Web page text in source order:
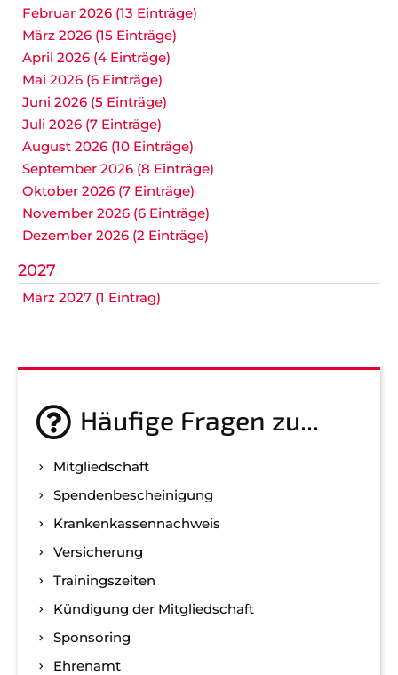
Februar 2026 (13 Einträge)
März 2026 (15 Einträge)
April 2026 (4 Einträge)
Mai 2026 (6 Einträge)
Juni 2026 (5 Einträge)
Juli 2026 (7 Einträge)
August 2026 (10 Einträge)
September 2026 (8 Einträge)
Oktober 2026 (7 Einträge)
November 2026 (6 Einträge)
Dezember 2026 (2 Einträge)
2027
März 2027 (1 Eintrag)
Häufige Fragen zu...
Mitgliedschaft
Spenden­bescheinigung
Kranken­kassen­nachweis
Versicherung
Trainingszeiten
Kündigung der Mitgliedschaft
Sponsoring
Ehrenamt